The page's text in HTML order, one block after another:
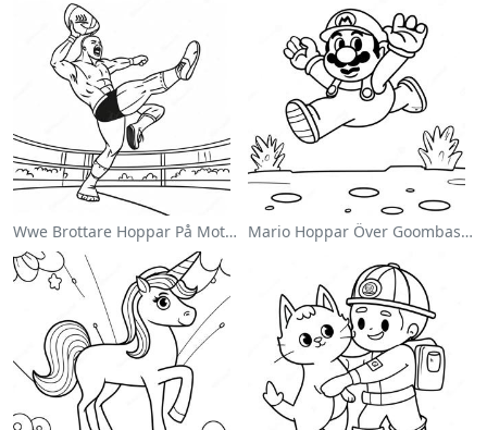
Wwe Brottare Hoppar På Motståndare Målarbild Mario Hoppar Över Goombas Målarbild